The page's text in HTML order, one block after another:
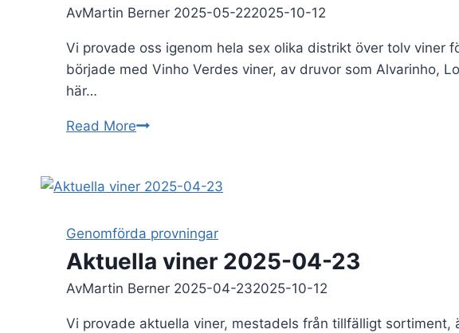
AvMartin Berner 2025-05-222025-10-12
Vi provade oss igenom hela sex olika distrikt över tolv
började med Vinho Verdes viner, av druvor som Alvarinho,
här…
Read More2025-
Portugisiska
viner
Genomförda provningar
Aktuella viner 2025-04-23
AvMartin Berner 2025-04-232025-10-12
Vi provade aktuella viner, mestadels från tillfälligt